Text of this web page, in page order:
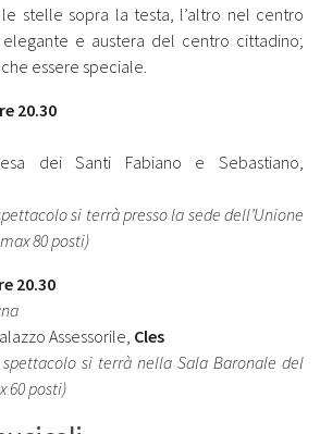
stelle sopra la testa, l’altro nel centro
e austera del centro cittadino;
essere speciale.
20.30
dei Santi Fabiano e Sebastiano,
si terrà presso la sede dell’Unione
80 posti)
20.30
Assessorile, Cles
si terrà nella Sala Baronale del
60 posti)